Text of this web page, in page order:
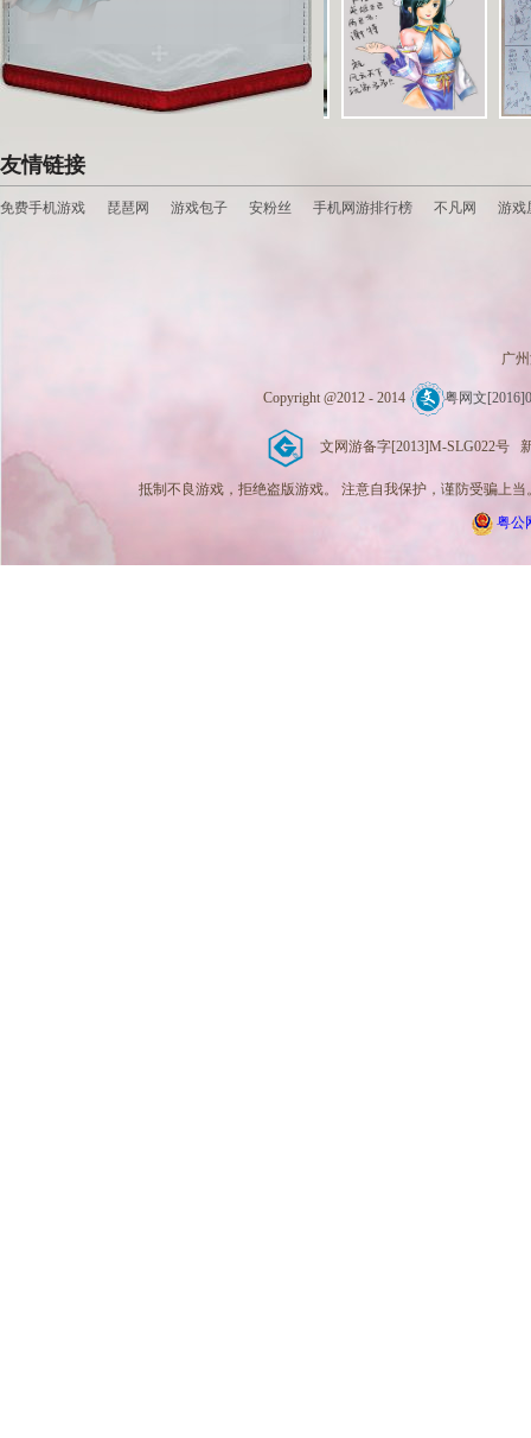
友情链接
免费手机游戏 琵琶网 游戏包子 安粉丝 手机网游排行榜 不凡网 游戏
广
Copyright @2012 - 2014 粤网文
文网游备字[2013]M-SLG022号
抵制不良游戏，拒绝盗版游戏。 注意自我保护，谨防受骗上
粤公